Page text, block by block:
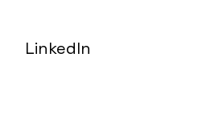
LinkedIn